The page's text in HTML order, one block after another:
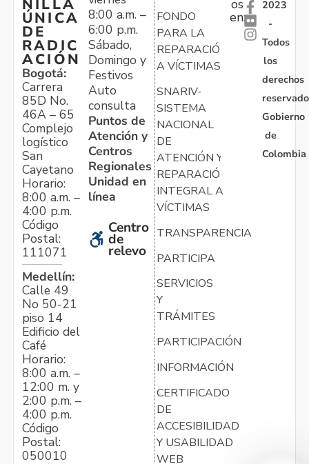
NILLA
ÚNICA
DE
RADIC
ACIÓN
Bogotá:
Carrera
85D No.
46A – 65
Complejo
logístico
San
Cayetano
Horario:
8:00 a.m. –
4:00 p.m.
Código
Postal:
111071
Medellín:
Calle 49
No 50-21
piso 14
Edificio del
Café
Horario:
8:00 a.m. –
12:00 m. y
2:00 p.m. –
4:00 p.m.
Código
Postal:
050010
8:00 a.m. –
6:00 p.m.
Sábado,
Domingo y
Festivos
Auto
consulta
Puntos de
Atención y
Centros
Regionales
Unidad en
línea
Centro
de
relevo
FONDO
PARA LA
REPARACIÓN
A VÍCTIMAS
SNARIV-
SISTEMA
NACIONAL
DE
ATENCIÓN Y
REPARACIÓN
INTEGRAL A
VÍCTIMAS
TRANSPARENCIA
PARTICIPA
SERVICIOS
Y
TRÁMITES
PARTICIPACIÓN
INFORMACIÓN
CERTIFICADO
DE
ACCESIBILIDAD
Y USABILIDAD
WEB
os
en:
2023
-
Todos
los
derechos
Gobierno
de
Colombia